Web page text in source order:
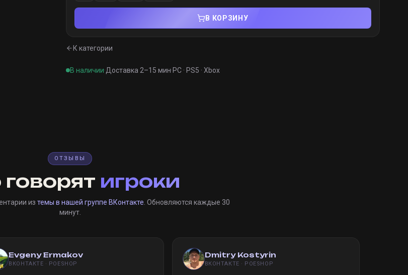
В КОРЗИНУ
К категории
В наличии·Доставка 2–15 мин·PC · PS5 · Xbox
ОТЗЫВЫ
говорят игроки
из темы в нашей группе ВКонтакте . Обновляются каждые 30
минут.
Evgeny Ermakov
ВКОНТАКТЕ · POESHOP
Dmitry Kostyrin
ВКОНТАКТЕ · POESHOP